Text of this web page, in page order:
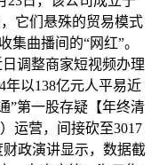
它们悬殊的贸易模式
曲播间的“网红”。
调整商家短视频办理
以138亿元人平易近
”第一股存疑【年终清
运营，间接砍至3017
政演讲显示，数据截